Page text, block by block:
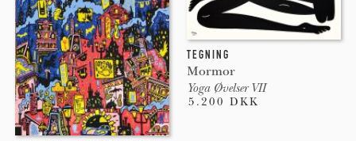
TEGNING
Mormor
Yoga Øvelser VII
5.200 DKK